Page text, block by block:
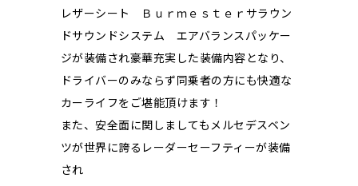
レザーシート Ｂｕｒｍｅｓｔｅｒサラウン
ドサウンドシステム エアバランスパッケー
ジが装備され豪華充実した装備内容となり、
ドライバーのみならず同乗者の方にも快適な
カーライフをご堪能頂けます！
また、安全面に関しましてもメルセデスベン
ツが世界に誇るレーダーセーフティーが装備
され